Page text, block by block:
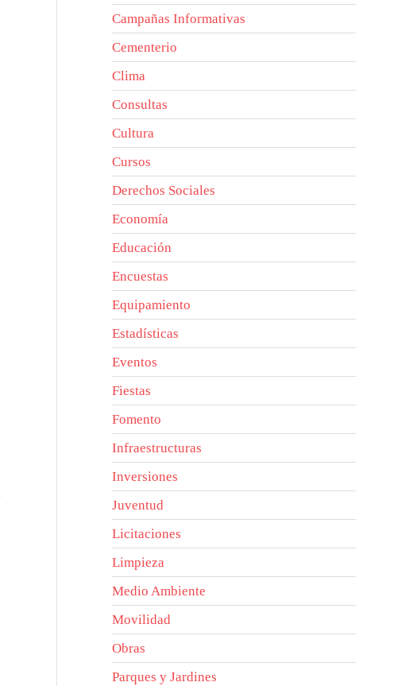
Campañas Informativas
Cementerio
Clima
Consultas
Cultura
Cursos
Derechos Sociales
Economía
Educación
Encuestas
Equipamiento
Estadísticas
Eventos
Fiestas
Fomento
Infraestructuras
Inversiones
Juventud
Licitaciones
Limpieza
Medio Ambiente
Movilidad
Obras
Parques y Jardines